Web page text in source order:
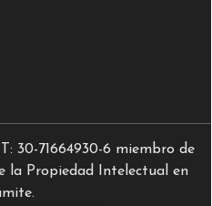
30-71664930-6 miembro de
la Propiedad Intelectual en